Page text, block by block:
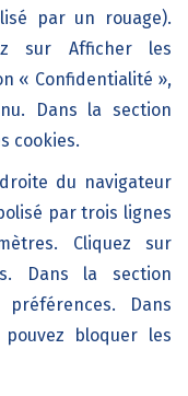
par un rouage).
sur Afficher les
« Confidentialité »,
Dans la section
cookies.
du navigateur
par trois lignes
Cliquez sur
Dans la section
Dans
bloquer les